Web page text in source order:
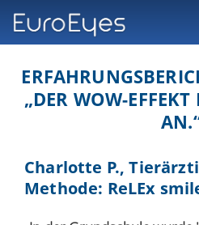
„DER WOW-
Charlotte P.,
Methode: ReLEx